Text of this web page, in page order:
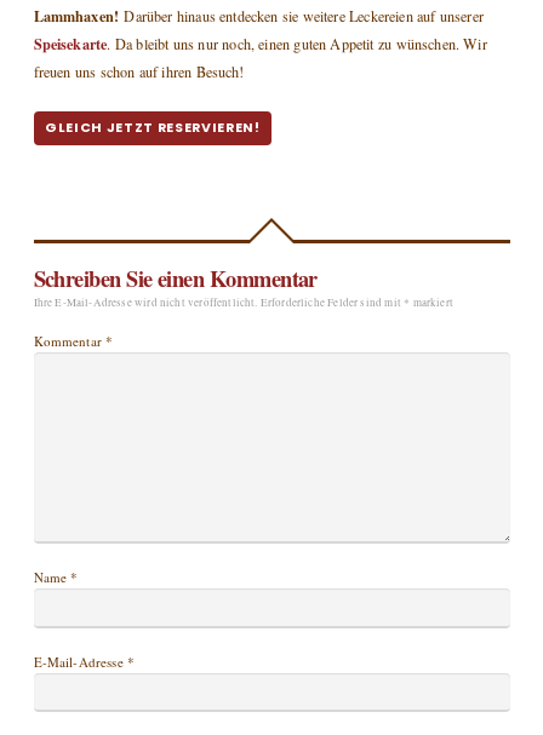
Lammhaxen! Darüber hinaus entdecken sie weitere Leckereien auf unserer
Speisekarte. Da bleibt uns nur noch, einen guten Appetit zu wünschen. Wir
freuen uns schon auf ihren Besuch!
GLEICH JETZT RESERVIEREN!
Schreiben Sie einen Kommentar
Ihre E-Mail-Adresse wird nicht veröffentlicht. Erforderliche Felder sind mit * markiert
Kommentar*
Name*
E-Mail-Adresse*